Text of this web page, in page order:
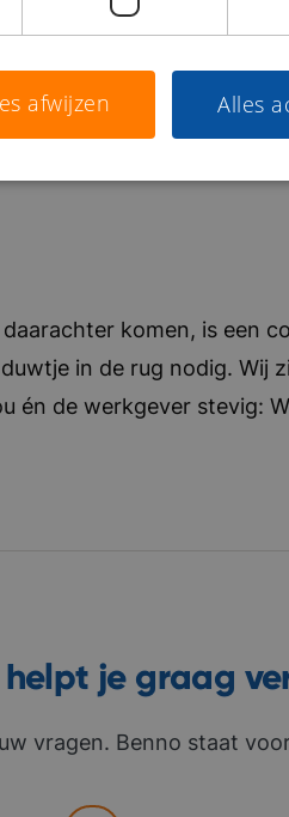
komen, is een
in de rug nodig. Wij
de werkgever stevig:
helpt je graag
vragen. Benno staat
Alles
afwijzen